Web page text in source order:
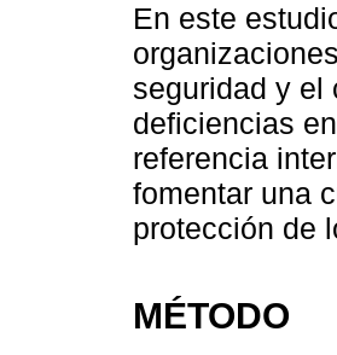
En este
seguridad y el
deficiencias
referencia
fomentar una
protección de
MÉTODO